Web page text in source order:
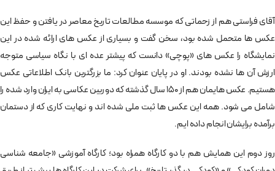
آقای فراستی هم از زحماتی که موسسه مطالعات تاریخ معاصر در یافتن و حفظ این
عکس ها متحمل شده بود، سخن گفت و بسیاری از عکس های ارائه شده در این
نمایشگاه را عکس های «پوچی» دانست که پیشتر عده ای با نگاه سیاسی متوجه
ارزش آن ها نشده بودند. او در پایان عنوان کرد: ما بزرگترین بانک اطلاعاتی عکس
هستیم. عکس هایمان هم از 150 سال گذشته که دوربین عکاسی به ایران وارد شده را
شامل می شود. همه این عکس ها ثبت ملی شده اند و نهایت کاری که از دستمان
برآمده برایشان انجام داده ایم.
روز دوم این همایش هم با دو کارگاه همراه بود؛ کارگاه آموزشی «جامعه شناسی